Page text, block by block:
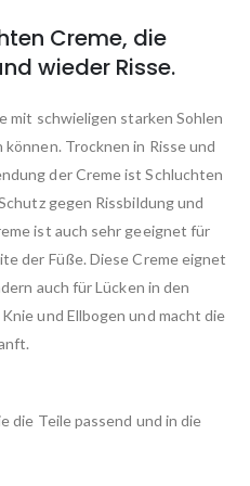
Creme, die
wieder Risse.
mit schwieligen starken Sohlen
Trocknen in Risse und
der Creme ist Schluchten
gegen Rissbildung und
ist auch sehr geeignet für
der Füße. Diese Creme eignet
auch für Lücken in den
und Ellbogen und macht die
die Teile passend und in die